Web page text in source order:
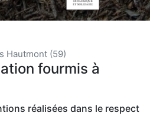
Hautmont (59)
fourmis à
réalisées dans le respect